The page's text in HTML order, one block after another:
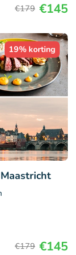
€179 €145
19% korting
€179 €145